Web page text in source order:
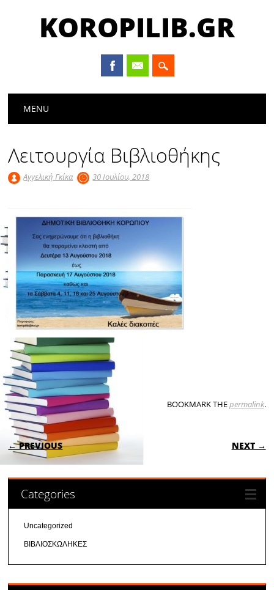
KOROPILIB.GR
Main menu
MENU
Λειτουργία Βιβλιοθήκης
Αγγελική Γκίκα 30 Ιουλίου, 2018
BOOKMARK THEpermalink.
POST NAVIGATION
← PREVIOUS NEXT →
Categories
Uncategorized
ΒΙΒΛΙΟΣΚΩΛΗΚΕΣ